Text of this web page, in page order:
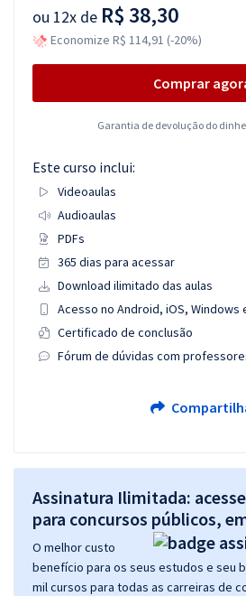
ou 12x de R$ 38,30
Economize R$ 114,91 (-20%)
Comprar
Garantia de devolução do
Este curso inclui:
Videoaulas
Audioaulas
PDFs
365 dias para acessar
Download ilimitado das aulas
Acesso no Android, iOS, Windows
Certificado de conclusão
Fórum de dúvidas com
Assinatura Ilimitada:
para concursos públicos,
O melhor custo
benefício para os seus estudos e seu
mil cursos para todas as carreiras de